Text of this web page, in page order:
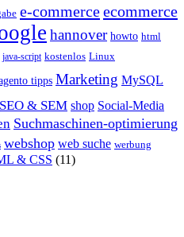
e-commerceecommerce
hannover howto html
java-script kostenlos Linux
tipps Marketing MySQL
SEO & SEM shop Social-Media
Suchmaschinen-optimierung
webshop web suche werbung
& CSS (11)